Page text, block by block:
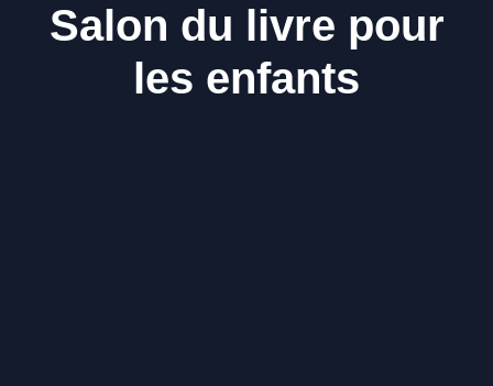
Salon du livre pour
les enfants